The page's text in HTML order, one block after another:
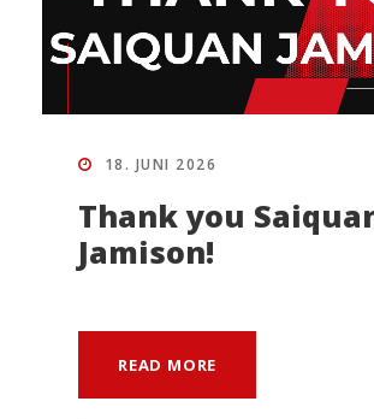
18. JUNI 2026
Thank you
Jamison!
READ MORE